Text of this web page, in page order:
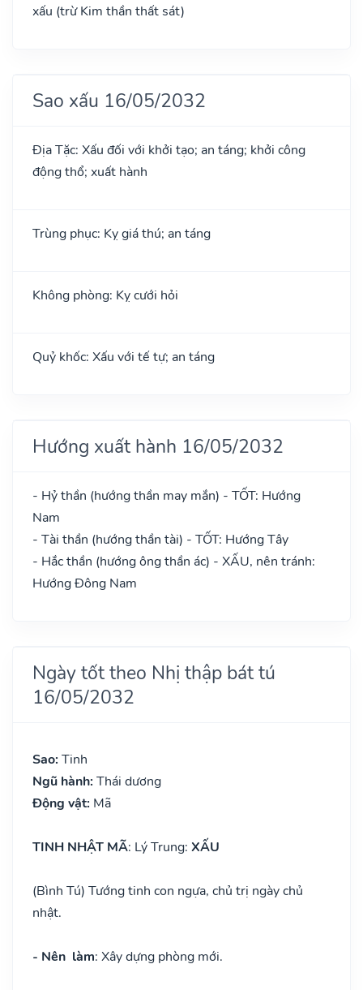
xấu (trừ Kim thần thất sát)
Sao xấu 16/05/2032
Địa Tặc: Xấu đối với khởi tạo; an táng; khởi công
động thổ; xuất hành
Trùng phục: Kỵ giá thú; an táng
Không phòng: Kỵ cưới hỏi
Quỷ khốc: Xấu với tế tự; an táng
Hướng xuất hành 16/05/2032
- Hỷ thần (hướng thần may mắn) - TỐT: Hướng
Nam
- Tài thần (hướng thần tài) - TỐT: Hướng Tây
- Hắc thần (hướng ông thần ác) - XẤU, nên tránh:
Hướng Đông Nam
Ngày tốt theo Nhị thập bát tú
16/05/2032
Sao: Tinh
Ngũ hành: Thái dương
Động vật: Mã
TINH NHẬT MÃ: Lý Trung: XẤU
(Bình Tú) Tướng tinh con ngựa, chủ trị ngày chủ
nhật.
- Nên làm: Xây dựng phòng mới.